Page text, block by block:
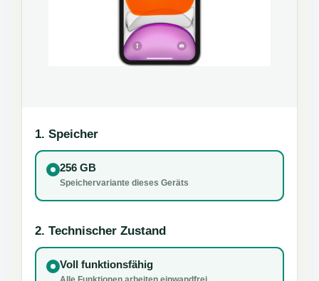
1. Speicher
256 GB
Speichervariante dieses Geräts
2. Technischer Zustand
Voll funktionsfähig